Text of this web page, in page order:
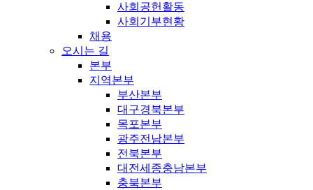
사회공헌활동
사회기부현황
채용
오시는 길
본부
지역본부
부산본부
대구경북본부
목포본부
광주전남본부
전북본부
대전세종충남본부
충북본부